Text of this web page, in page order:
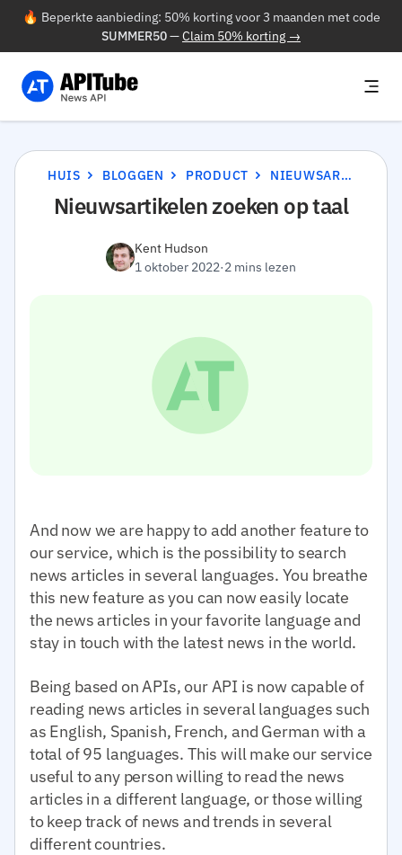
🔥 Beperkte aanbieding: 50% korting voor 3 maanden met code
SUMMER50—Claim 50% korting →
HUIS BLOGGEN PRODUCT NIEUWSARTIKELEN ZOEKEN OP TAAL
Nieuwsartikelen zoeken op taal
Kent Hudson
1 oktober 2022·2 mins lezen
And now we are happy to add another feature to
our service, which is the possibility to search
news articles in several languages. You breathe
this new feature as you can now easily locate
the news articles in your favorite language and
stay in touch with the latest news in the world.
Being based on APIs, our API is now capable of
reading news articles in several languages such
as English, Spanish, French, and German with a
total of 95 languages. This will make our service
useful to any person willing to read the news
articles in a different language, or those willing
to keep track of news and trends in several
different countries.